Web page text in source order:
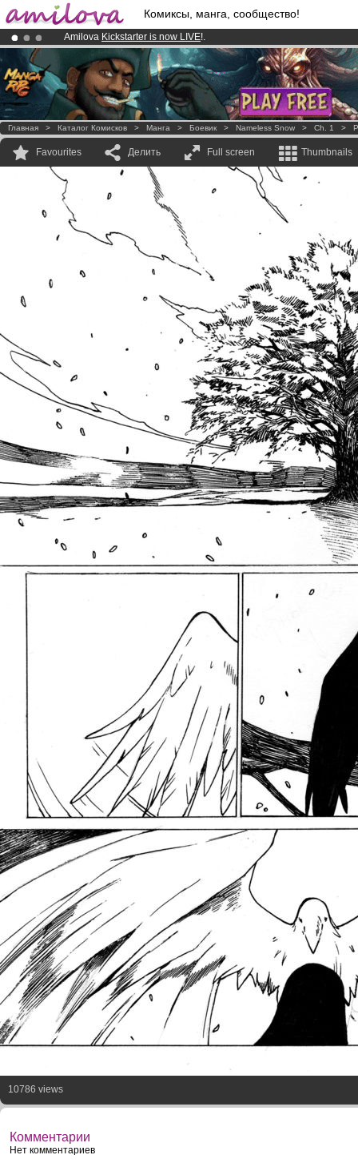
Комиксы, манга, сообщество!
Amilova Kickstarter is now LIVE!.
Premium membership from3.95 eurosper month !Get membership
Already 100000 membersand 1000 comics & mangas!.
Главная > Каталог Комисков > Манга > Боевик > Nameless Snow > Ch. 1 >
Favourites Делить Full screen Thumbnails
10786 views
Комментарии
Нет комментариев